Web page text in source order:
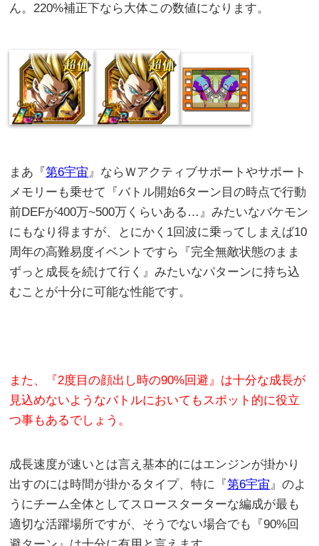
ん。220%補正下なら大体この数値になります。
まあ『第6宇宙 』ならＷアクティブサポートやサポート
メモリーも乗せて『バトル開始6ターン目の時点で行動
前DEFが400万~500万くらいある…』みたいなバケモン
にもなり得ますが、とにかく1回波に乗ってしまえば10
周年の高難易度イベントですら『完全無敵状態のまま
ずっと成長を続けて行く』みたいなパターンに持ち込
むことが十分に可能な性能です。
また、『2度目の顔出し時の90%回避』は十分な成長が
見込めないようなバトルにおいてもスポット的に役立
つ事もあるでしょう。
成長速度が速いとは言え基本的にはエンジンが掛かり
出すのには時間が掛かるタイプ、特に『第6宇宙 』のよ
うにチーム全体としてスロースターターな編成が最も
適切な活躍場所ですが、そうでない場合でも『90%回